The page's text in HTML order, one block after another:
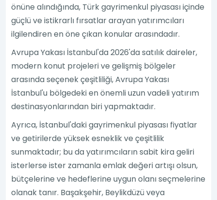
önüne alındığında, Türk gayrimenkul piyasası içinde
güçlü ve istikrarlı fırsatlar arayan yatırımcıları
ilgilendiren en öne çıkan konular arasındadır.
Avrupa Yakası İstanbul'da 2026'da satılık daireler,
modern konut projeleri ve gelişmiş bölgeler
arasında seçenek çeşitliliği, Avrupa Yakası
İstanbul'u bölgedeki en önemli uzun vadeli yatırım
destinasyonlarından biri yapmaktadır.
Ayrıca, İstanbul'daki gayrimenkul piyasası fiyatlar
ve getirilerde yüksek esneklik ve çeşitlilik
sunmaktadır; bu da yatırımcıların sabit kira geliri
isterlerse ister zamanla emlak değeri artışı olsun,
bütçelerine ve hedeflerine uygun olanı seçmelerine
olanak tanır. Başakşehir, Beylikdüzü veya